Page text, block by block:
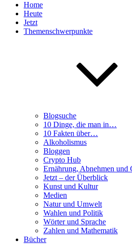
Home
Heute
Jetzt
Themenschwerpunkte
Blogsuche
10 Dinge, die man in…
10 Fakten über…
Alkoholismus
Bloggen
Crypto Hub
Ernährung, Abnehmen und
Jetzt – der Überblick
Kunst und Kultur
Medien
Natur und Umwelt
Wahlen und Politik
Wörter und Sprache
Zahlen und Mathematik
Bücher